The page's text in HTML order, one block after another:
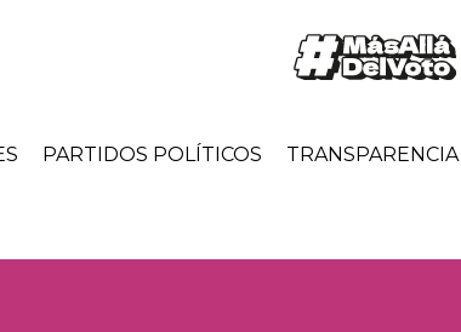
PARTIDOS POLÍTICOS TRANSPARENCIA